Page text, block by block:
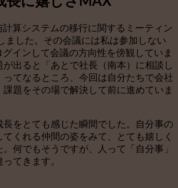
計算システムの移行に関するミーティン
ました。その会議には私は参加しない
インして会議の方向性を傍観していま
が出ると「あとで社長（南本）に相談し
ってなるところ、今回は自分たちで会社
題をその場で解決して前に進めていま
長をとても感じた瞬間でした。自分事の
くれる仲間の姿をみて、とても嬉しく
何でもそうですが、人って「自分事」
てきます。